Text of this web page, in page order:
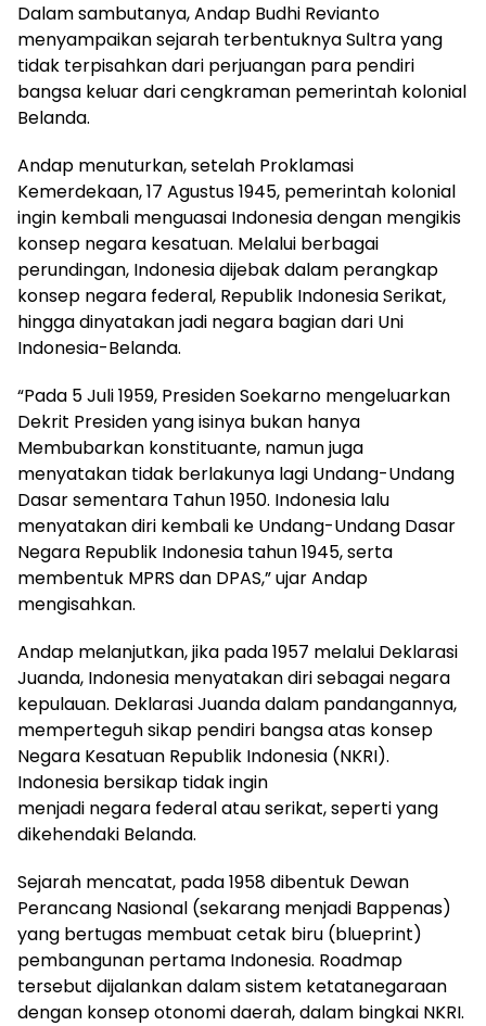
Dalam sambutanya, Andap Budhi Revianto
menyampaikan sejarah terbentuknya Sultra yang
tidak terpisahkan dari perjuangan para pendiri
bangsa keluar dari cengkraman pemerintah kolonial
Belanda.
Andap menuturkan, setelah Proklamasi
Kemerdekaan, 17 Agustus 1945, pemerintah kolonial
ingin kembali menguasai Indonesia dengan mengikis
konsep negara kesatuan. Melalui berbagai
perundingan, Indonesia dijebak dalam perangkap
konsep negara federal, Republik Indonesia Serikat,
hingga dinyatakan jadi negara bagian dari Uni
Indonesia-Belanda.
“Pada 5 Juli 1959, Presiden Soekarno mengeluarkan
Dekrit Presiden yang isinya bukan hanya
Membubarkan konstituante, namun juga
menyatakan tidak berlakunya lagi Undang-Undang
Dasar sementara Tahun 1950. Indonesia lalu
menyatakan diri kembali ke Undang-Undang Dasar
Negara Republik Indonesia tahun 1945, serta
membentuk MPRS dan DPAS,” ujar Andap
mengisahkan.
Andap melanjutkan, jika pada 1957 melalui Deklarasi
Juanda, Indonesia menyatakan diri sebagai negara
kepulauan. Deklarasi Juanda dalam pandangannya,
memperteguh sikap pendiri bangsa atas konsep
Negara Kesatuan Republik Indonesia (NKRI).
Indonesia bersikap tidak ingin
menjadi negara federal atau serikat, seperti yang
dikehendaki Belanda.
Sejarah mencatat, pada 1958 dibentuk Dewan
Perancang Nasional (sekarang menjadi Bappenas)
yang bertugas membuat cetak biru (blueprint)
pembangunan pertama Indonesia. Roadmap
tersebut dijalankan dalam sistem ketatanegaraan
dengan konsep otonomi daerah, dalam bingkai NKRI.